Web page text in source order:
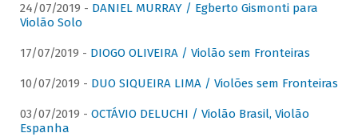
24/07/2019 - DANIEL MURRAY / Egberto Gismonti para
Violão Solo
17/07/2019 - DIOGO OLIVEIRA / Violão sem Fronteiras
10/07/2019 - DUO SIQUEIRA LIMA / Violões sem Fronteiras
03/07/2019 - OCTÁVIO DELUCHI / Violão Brasil, Violão
Espanha